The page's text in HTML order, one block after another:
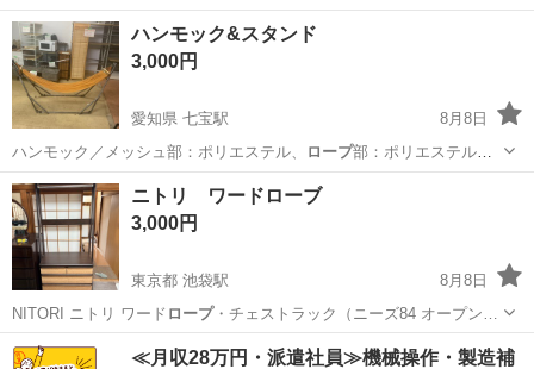
ハンモック&スタンド
3,000円
愛知県 七宝駅
8月8日
ハンモック／メッシュ部：ポリエステル、
ロープ部：ポリエステル、
バー部：ABS様脂、…
愛知 あま市 七宝駅 その他 ハンモック
ニトリ ワードローブ
3,000円
東京都 池袋駅
8月8日
NITORI ニトリ ワード ロープ・チェストラック（ニーズ84 オープン…
東京 豊島区 池袋駅 収納家具 チェス
≪月収28万円・派遣社員≫機械操作・製造補